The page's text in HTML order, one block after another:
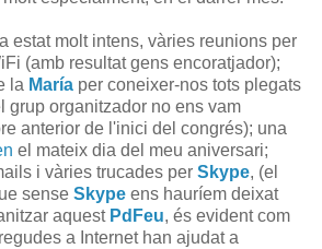
estat molt intens, vàries reunions per
(amb resultat gens encoratjador);
la María per coneixer-nos tots plegats
grup organitzador no ens vam
anterior de l'inici del congrés); una
el mateix dia del meu aniversari;
i vàries trucades per Skype, (el
sense Skype ens hauríem deixat
aquest PdFeu, és evident com
a Internet han ajudat a